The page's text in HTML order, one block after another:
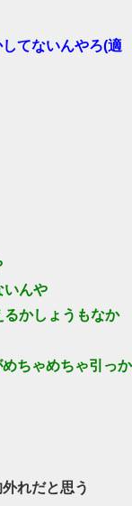
てないんやろ(適
いんや
かしょうもなか
ちゃめちゃ引っか
れだと思う